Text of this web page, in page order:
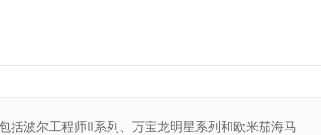
括波尔工程师II系列、万宝龙明星系列和欧米茄海马